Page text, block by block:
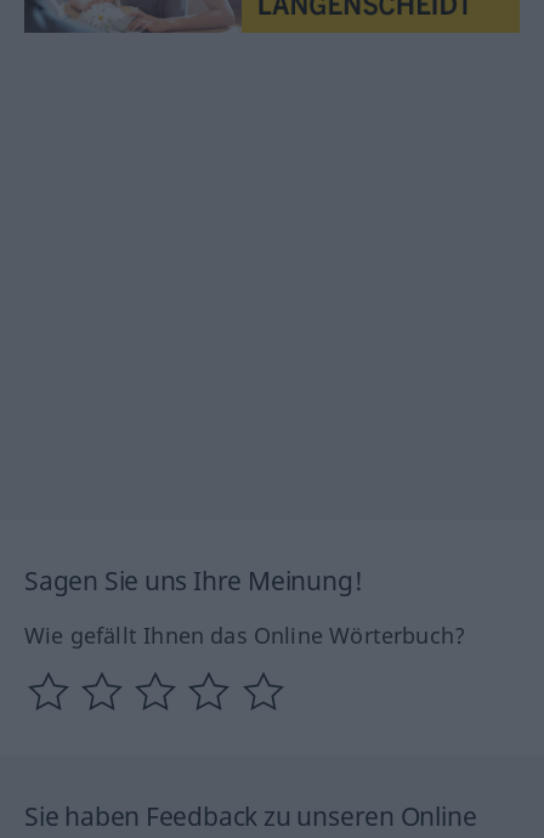
Sagen Sie uns Ihre Meinung!
Wie gefällt Ihnen das Online Wörterbuch?
Sie haben Feedback zu unseren Online